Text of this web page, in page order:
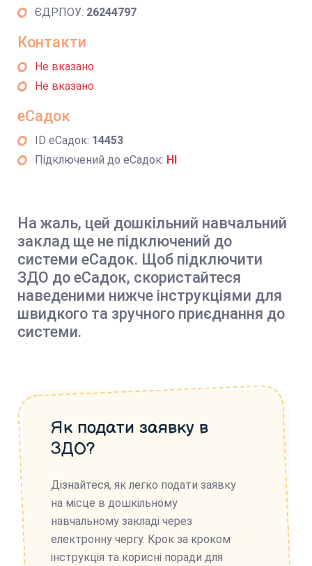
ЄДРПОУ: 26244797
Контакти
Не вказано
Не вказано
еСадок
ID еСадок: 14453
Підключений до еСадок: НІ
На жаль, цей дошкільний навчальний
заклад ще не підключений до
системи еСадок. Щоб підключити
ЗДО до еСадок, скористайтеся
наведеними нижче інструкціями для
швидкого та зручного приєднання до
системи.
Як подати заявку в
ЗДО?
Дізнайтеся, як легко подати заявку
на місце в дошкільному
навчальному закладі через
електронну чергу. Крок за кроком
інструкція та корисні поради для